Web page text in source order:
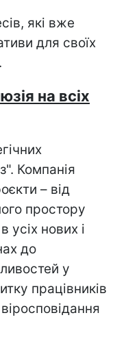
які вже
для своїх
на всіх
Компанія
– від
простору
усіх нових і
до
у
працівників